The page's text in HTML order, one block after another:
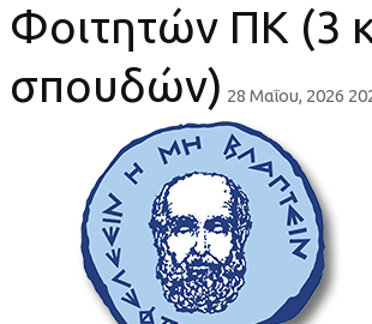
Φοιτητών ΠΚ (3
σπουδών) 28 Μαΐου, 2026
Προκήρυξης
Εκλογών
Φοιτητών/
Φοιτητριών